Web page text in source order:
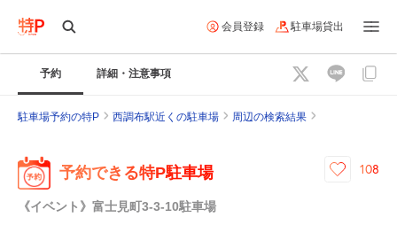
会員登録 駐車場貸出
予約 詳細・注意事項
駐車場予約の特P 西調布駅近くの駐車場 周辺の検索結果
予約できる特P駐車場
《イベント》富士見町3-3-10駐車場
108